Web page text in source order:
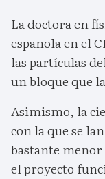
La doctora en
española en el
las partículas
un bloque que
Asimismo, la
con la que se
bastante menor
el proyecto